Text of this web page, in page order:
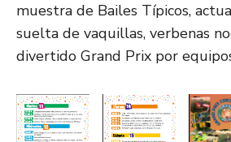
muestra de Bailes Típicos,
suelta de vaquillas, verbenas
divertido Grand Prix por